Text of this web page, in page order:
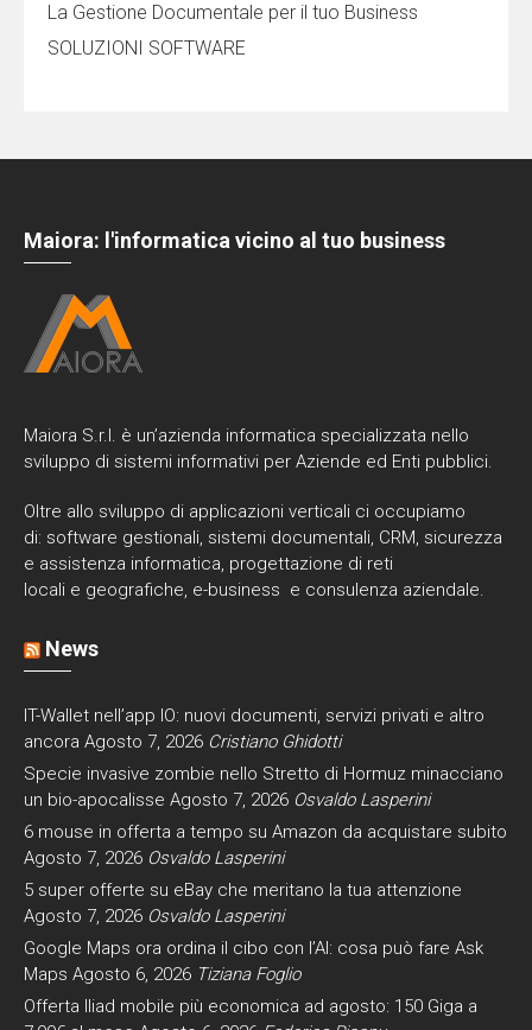
La Gestione Documentale per il tuo Business
SOLUZIONI SOFTWARE
Maiora: l'informatica vicino al tuo business
Maiora S.r.l. è un’azienda informatica specializzata nello
sviluppo di sistemi informativi per Aziende ed Enti pubblici.
Oltre allo sviluppo di applicazioni verticali ci occupiamo
di: software gestionali, sistemi documentali, CRM, sicurezza
e assistenza informatica, progettazione di reti
locali e geografiche, e-business e consulenza aziendale.
News
IT-Wallet nell’app IO: nuovi documenti, servizi privati e altro
ancora Agosto 7, 2026 Cristiano Ghidotti
Specie invasive zombie nello Stretto di Hormuz minacciano
un bio-apocalisse Agosto 7, 2026 Osvaldo Lasperini
6 mouse in offerta a tempo su Amazon da acquistare subito
Agosto 7, 2026 Osvaldo Lasperini
5 super offerte su eBay che meritano la tua attenzione
Agosto 7, 2026 Osvaldo Lasperini
Google Maps ora ordina il cibo con l’AI: cosa può fare Ask
Maps Agosto 6, 2026 Tiziana Foglio
Offerta Iliad mobile più economica ad agosto: 150 Giga a